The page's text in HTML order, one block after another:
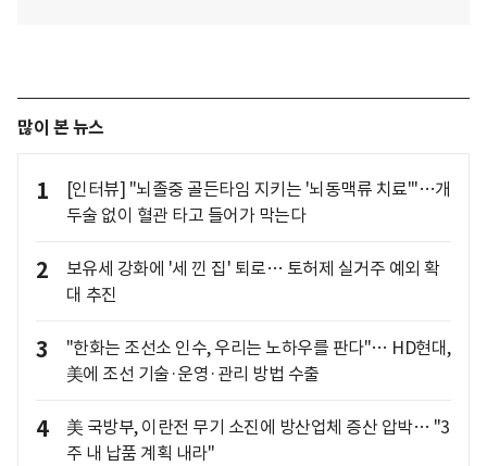
많이 본 뉴스
1
[인터뷰] "뇌졸중 골든타임 지키는 '뇌동맥류 치료'"…개
두술 없이 혈관 타고 들어가 막는다
2
보유세 강화에 '세 낀 집' 퇴로… 토허제 실거주 예외 확
대 추진
3
"한화는 조선소 인수, 우리는 노하우를 판다"… HD현대,
美에 조선 기술·운영·관리 방법 수출
4
美 국방부, 이란전 무기 소진에 방산업체 증산 압박… "3
주 내 납품 계획 내라"